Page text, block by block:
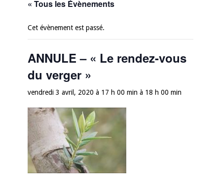
« Tous les Évènements
Cet évènement est passé.
ANNULE – « Le rendez-vous
du verger »
vendredi 3 avril, 2020 à 17 h 00 min à 18 h 00 min